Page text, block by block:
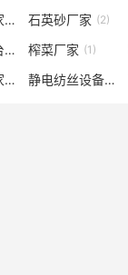
厨房水槽厂家
(2) 石英砂厂家 (2)
中空旋转平台
(2) 榨菜厂家 (1)
废水处理厂家(3) 静电纺丝设备生产线厂家